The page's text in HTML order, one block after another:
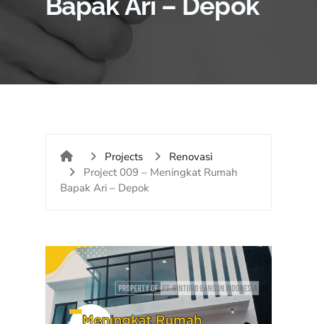
Projects
Renovasi
Project 009 – Meningkat Rumah
Bapak Ari – Depok